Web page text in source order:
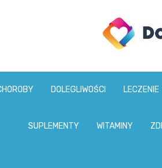
DOLEGLIWOŚCI LECZENIE
SUPLEMENTY WITAMINY